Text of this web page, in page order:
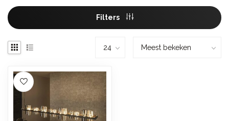
Filters